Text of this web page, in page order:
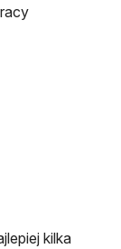
się w
kilka